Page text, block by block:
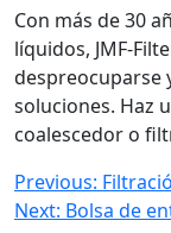
Con más de 30
líquidos, JMF-
despreocuparse
soluciones. Haz
coalescedor o
de
Previous:
Next: Bolsa de